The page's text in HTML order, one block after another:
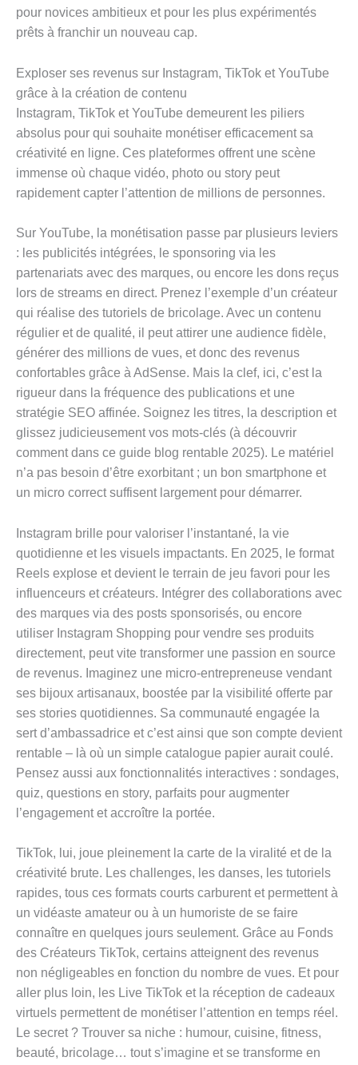
pour novices ambitieux et pour les plus expérimentés
prêts à franchir un nouveau cap.
Exploser ses revenus sur Instagram, TikTok et YouTube
grâce à la création de contenu
Instagram, TikTok et YouTube demeurent les piliers
absolus pour qui souhaite monétiser efficacement sa
créativité en ligne. Ces plateformes offrent une scène
immense où chaque vidéo, photo ou story peut
rapidement capter l’attention de millions de personnes.
Sur YouTube, la monétisation passe par plusieurs leviers
: les publicités intégrées, le sponsoring via les
partenariats avec des marques, ou encore les dons reçus
lors de streams en direct. Prenez l’exemple d’un créateur
qui réalise des tutoriels de bricolage. Avec un contenu
régulier et de qualité, il peut attirer une audience fidèle,
générer des millions de vues, et donc des revenus
confortables grâce à AdSense. Mais la clef, ici, c’est la
rigueur dans la fréquence des publications et une
stratégie SEO affinée. Soignez les titres, la description et
glissez judicieusement vos mots-clés (à découvrir
comment dans ce guide blog rentable 2025). Le matériel
n’a pas besoin d’être exorbitant ; un bon smartphone et
un micro correct suffisent largement pour démarrer.
Instagram brille pour valoriser l’instantané, la vie
quotidienne et les visuels impactants. En 2025, le format
Reels explose et devient le terrain de jeu favori pour les
influenceurs et créateurs. Intégrer des collaborations avec
des marques via des posts sponsorisés, ou encore
utiliser Instagram Shopping pour vendre ses produits
directement, peut vite transformer une passion en source
de revenus. Imaginez une micro-entrepreneuse vendant
ses bijoux artisanaux, boostée par la visibilité offerte par
ses stories quotidiennes. Sa communauté engagée la
sert d’ambassadrice et c’est ainsi que son compte devient
rentable – là où un simple catalogue papier aurait coulé.
Pensez aussi aux fonctionnalités interactives : sondages,
quiz, questions en story, parfaits pour augmenter
l’engagement et accroître la portée.
TikTok, lui, joue pleinement la carte de la viralité et de la
créativité brute. Les challenges, les danses, les tutoriels
rapides, tous ces formats courts carburent et permettent à
un vidéaste amateur ou à un humoriste de se faire
connaître en quelques jours seulement. Grâce au Fonds
des Créateurs TikTok, certains atteignent des revenus
non négligeables en fonction du nombre de vues. Et pour
aller plus loin, les Live TikTok et la réception de cadeaux
virtuels permettent de monétiser l’attention en temps réel.
Le secret ? Trouver sa niche : humour, cuisine, fitness,
beauté, bricolage… tout s’imagine et se transforme en